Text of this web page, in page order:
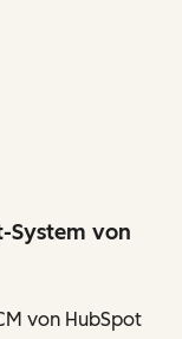
System von
von HubSpot